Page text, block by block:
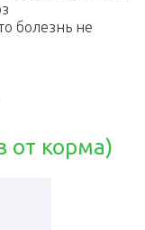
болезнь не
от корма)